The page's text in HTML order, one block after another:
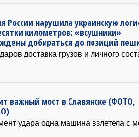
России нарушила украинскую
километров: «всушники»
добираться до позиций
доставка грузов и личного
важный мост в Славянске (ФОТО,
удара одна машина взлетела с